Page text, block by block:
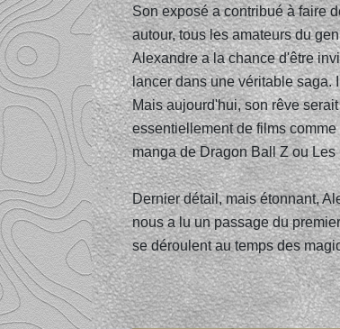
Son exposé a contribué à faire
autour, tous les amateurs du
Alexandre a la chance d'être
lancer dans une véritable saga.
Mais aujourd'hui, son rêve
essentiellement de films
manga de Dragon Ball Z ou
Dernier détail, mais étonnant,
nous a lu un passage du
se déroulent au temps des